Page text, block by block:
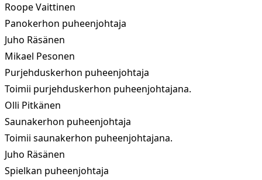
Roope Vaittinen
Panokerhon puheenjohtaja
Juho Räsänen
Mikael Pesonen
Purjehduskerhon puheenjohtaja
Toimii purjehduskerhon puheenjohtajana.
Olli Pitkänen
Saunakerhon puheenjohtaja
Toimii saunakerhon puheenjohtajana.
Juho Räsänen
Spielkan puheenjohtaja